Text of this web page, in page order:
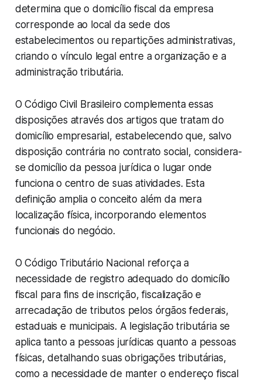
determina que o domicílio fiscal da empresa
corresponde ao local da sede dos
estabelecimentos ou repartições administrativas,
criando o vínculo legal entre a organização e a
administração tributária.
O Código Civil Brasileiro complementa essas
disposições através dos artigos que tratam do
domicílio empresarial, estabelecendo que, salvo
disposição contrária no contrato social, considera-
se domicílio da pessoa jurídica o lugar onde
funciona o centro de suas atividades. Esta
definição amplia o conceito além da mera
localização física, incorporando elementos
funcionais do negócio.
O Código Tributário Nacional reforça a
necessidade de registro adequado do domicílio
fiscal para fins de inscrição, fiscalização e
arrecadação de tributos pelos órgãos federais,
estaduais e municipais. A legislação tributária se
aplica tanto a pessoas jurídicas quanto a pessoas
físicas, detalhando suas obrigações tributárias,
como a necessidade de manter o endereço fiscal